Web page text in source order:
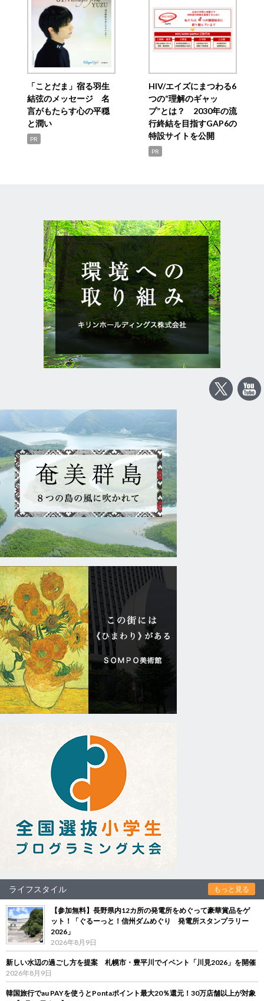
「ことだま」宿る羽生
結弦のメッセージ 名
言がもたらす心の平穏
と潤い
PR
HIV/エイズにまつわる6
つの“理解のギャッ
プ”とは？ 2030年の流
行終結を目指すGAP6の
特設サイトを公開
PR
ライフスタイル もっと見る
【参加無料】長野県内12カ所の発電所をめぐって豪華賞品をゲ
ット！「ぐるーっと！信州ダムめぐり 発電所スタンプラリー
2026」
2026年8月9日
新しい水辺の過ごし方を提案 札幌市・豊平川でイベント「川見2026」を開催
2026年8月9日
韓国旅行でau PAYを使うとPontaポイント最大20％還元！30万店舗以上が対象